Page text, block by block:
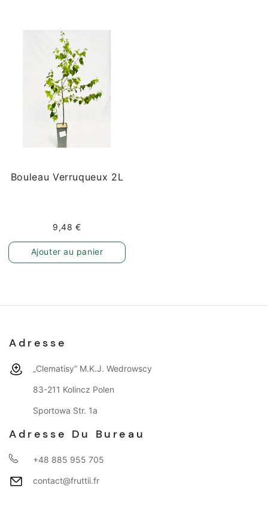
Bouleau Verruqueux 2L
9,48 €
Ajouter au panier
Adresse
„Clematisy“ M.K.J. Wedrowscy
83-211 Kolincz Polen
Sportowa Str. 1a
Adresse Du Bureau
+48 885 955 705
contact@fruttii.fr